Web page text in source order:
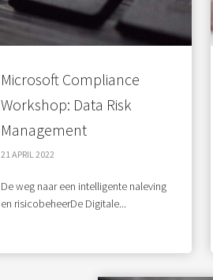
Microsoft Compliance
Workshop: Data Risk
Management
21 APRIL 2022
De weg naar een intelligente naleving
en risicobeheerDe Digitale...